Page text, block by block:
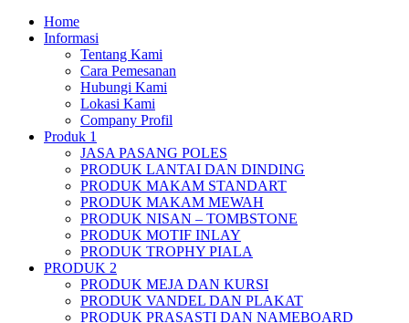
Home
Informasi
Tentang Kami
Cara Pemesanan
Hubungi Kami
Lokasi Kami
Company Profil
Produk 1
JASA PASANG POLES
PRODUK LANTAI DAN DINDING
PRODUK MAKAM STANDART
PRODUK MAKAM MEWAH
PRODUK NISAN – TOMBSTONE
PRODUK MOTIF INLAY
PRODUK TROPHY PIALA
PRODUK 2
PRODUK MEJA DAN KURSI
PRODUK VANDEL DAN PLAKAT
PRODUK PRASASTI DAN NAMEBOARD